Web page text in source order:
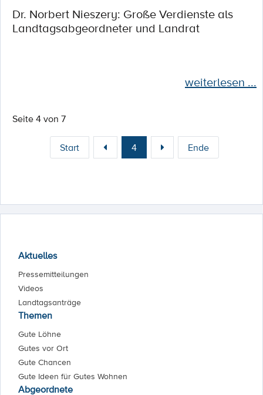
Dr. Norbert Nieszery: Große Verdienste als
Landtagsabgeordneter und Landrat
weiterlesen ...
Seite 4 von 7
Start 4 Ende
Aktuelles
Pressemitteilungen
Videos
Landtagsanträge
Themen
Gute Löhne
Gutes vor Ort
Gute Chancen
Gute Ideen für Gutes Wohnen
Abgeordnete